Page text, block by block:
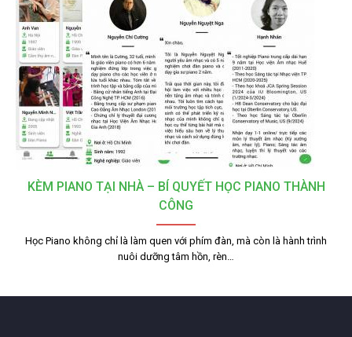
KÈM PIANO TẠI NHÀ – BÍ QUYẾT HỌC PIANO THÀNH
CÔNG
Học Piano không chỉ là làm quen với phím đàn, mà còn là hành trình
nuôi dưỡng tâm hồn, rèn…